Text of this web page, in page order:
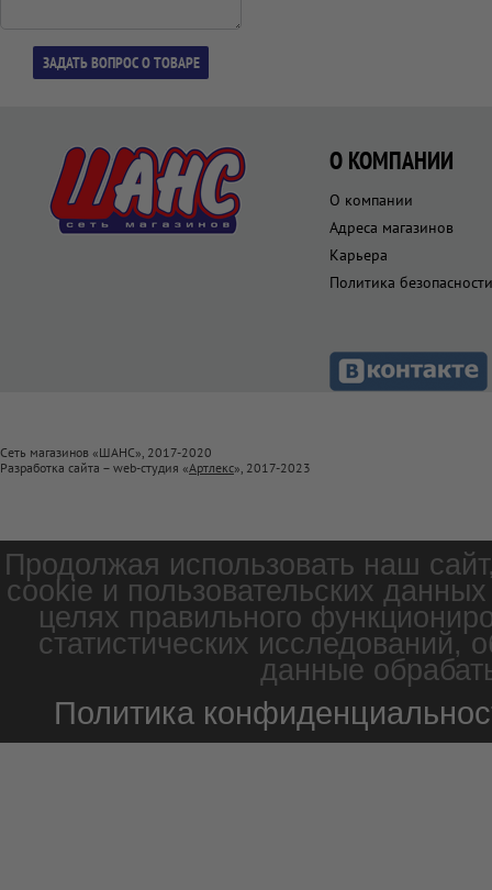
О КОМПАНИИ
О компании
Адреса магазинов
Карьера
Политика безопасности
Сеть магазинов «ШАНС», 2017-2020
Разработка сайта – web-студия «Артлекс», 2017-2023
Продолжая использовать наш
cookie и пользовательских
целях правильного
статистических
данные
Политика